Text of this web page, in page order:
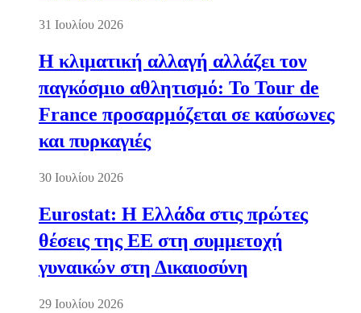
31 Ιουλίου 2026
Η κλιματική αλλαγή αλλάζει τον
παγκόσμιο αθλητισμό: Το Tour de
France προσαρμόζεται σε καύσωνες
και πυρκαγιές
30 Ιουλίου 2026
Eurostat: Η Ελλάδα στις πρώτες
θέσεις της ΕΕ στη συμμετοχή
γυναικών στη Δικαιοσύνη
29 Ιουλίου 2026